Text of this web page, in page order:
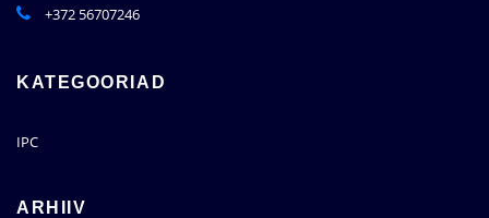
+372 56707246
KATEGOORIAD
IPC
ARHIIV